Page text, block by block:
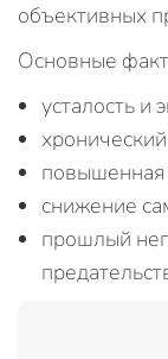
объективных
Основные
усталость и
хронический
повышенная
снижение
прошлый